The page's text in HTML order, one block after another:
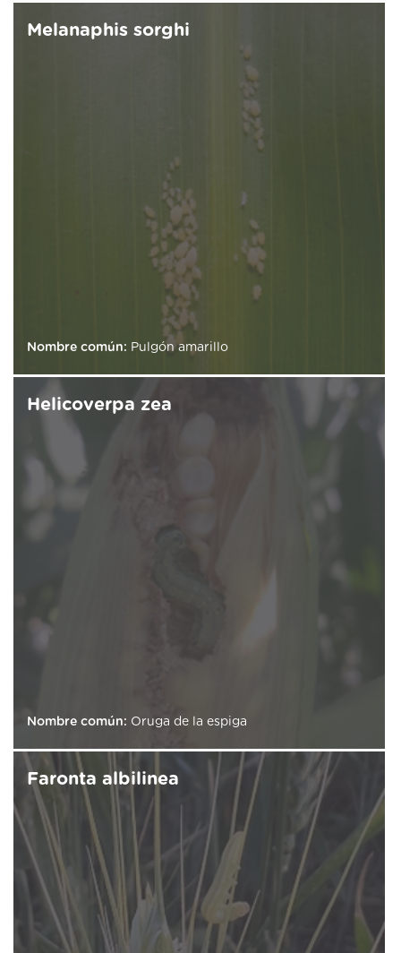
Melanaphis sorghi
Nombre común: Pulgón amarillo
Helicoverpa zea
Nombre común: Oruga de la espiga
Faronta albilinea